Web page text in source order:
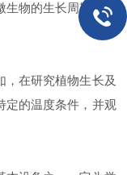
物的生长周期，提
在研究植物生长及
定的温度条件，并观